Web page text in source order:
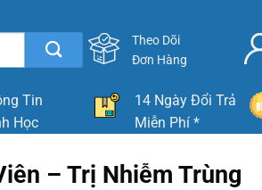
Theo Dõi
Đơn Hàng
Tin
Học
14 Ngày Đổi Trả
Miễn Phí *
– Trị Nhiễm Trùng